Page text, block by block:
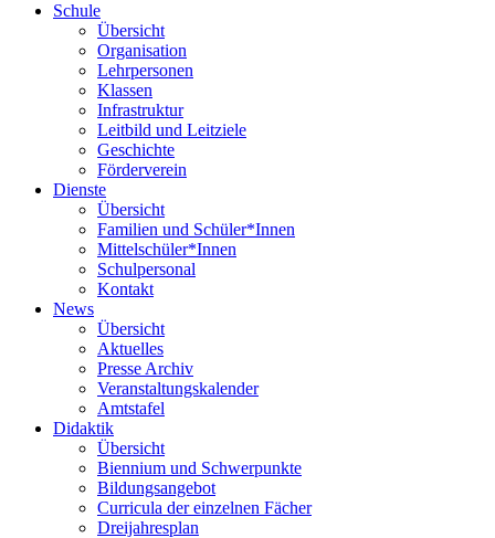
Schule
Übersicht
Organisation
Lehrpersonen
Klassen
Infrastruktur
Leitbild und Leitziele
Geschichte
Förderverein
Dienste
Übersicht
Familien und Schüler*Innen
Mittelschüler*Innen
Schulpersonal
Kontakt
News
Übersicht
Aktuelles
Presse Archiv
Veranstaltungskalender
Amtstafel
Didaktik
Übersicht
Biennium und Schwerpunkte
Bildungsangebot
Curricula der einzelnen Fächer
Dreijahresplan